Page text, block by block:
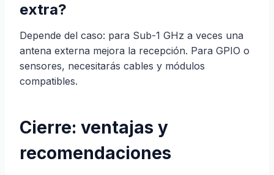
extra?
Depende del caso: para Sub-1 GHz a veces una
antena externa mejora la recepción. Para GPIO o
sensores, necesitarás cables y módulos
compatibles.
Cierre: ventajas y
recomendaciones